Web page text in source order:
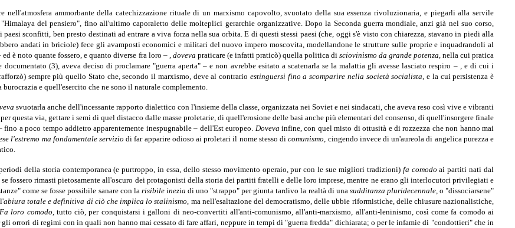
ammorbante della catechizzazione rituale di un marxismo capovolto, svuotato della sua essenza rivoluzionaria, e piegarli alla servile
del pensiero", fino all'ultimo caporaletto delle molteplici gerarchie organizzative. Dopo la Seconda guerra mondiale, anzi già nel suo corso,
sconfitti, ben presto destinati ad entrare a viva forza nella sua orbita. E di questi stessi paesi (che, oggi s'è visto con chiarezza, stavano in piedi alla
andati in briciole) fece gli avamposti economici e militari del nuovo impero moscovita, modellandone le strutture sulle proprie e inquadrandoli al
è noto quante fossero, e quanto diverse fra loro – , doveva praticare (e infatti praticò) quella politica di sciovinismo da grande potenza, nella cui pratica
(3), aveva deciso di proclamare "guerra aperta" – e non avrebbe esitato a scatenarla se la malattia gli avesse lasciato respiro – , e di cui i
sempre più quello Stato che, secondo il marxismo, deve al contrario estinguersi fino a scomparire nella società socialista, e la cui persistenza è
burocrazia e quell'esercito che ne sono il naturale complemento.
svuotarla anche dell'incessante rapporto dialettico con l'insieme della classe, organizzata nei Soviet e nei sindacati, che aveva reso così vive e vibranti
per questa via, gettare i semi di quel distacco dalle masse proletarie, di quell'erosione delle basi anche più elementari del consenso, di quell'insorgere finale
a poco tempo addietro apparentemente inespugnabile – dell'Est europeo. Dovevainfine, con quel misto di ottusità e di rozzezza che non hanno mai
l'estremo ma fondamentale servizio di far apparire odioso ai proletari il nome stesso dicomunismo, cingendo invece di un'aureola di angelica purezza e
della storia contemporanea (e purtroppo, in essa, dello stesso movimento operaio, pur con le sue migliori tradizioni) fa comodoai partiti nati dal
fossero rimasti pietosamente all'oscuro dei protagonisti della storia dei partiti fratelli e delle loro imprese, mentre ne erano gli interlocutori privilegiati e
come se fosse possibile sanare con la risibile inezia di uno "strappo" per giunta tardivo la realtà di una sudditanza pluridecennale, o "dissociarsene"
abiura totale e definitiva di ciò che implica lo stalinismo, ma nell'esaltazione del democratismo, delle ubbie riformistiche, delle chiusure nazionalistiche,
Fa loro comodo, tutto ciò, per conquistarsi i galloni di neo-convertiti all'anti-comunismo, all'anti-marxismo, all'anti-leninismo, così come fa comodo ai
gli orrori di regimi con in quali non hanno mai cessato di fare affari, neppure in tempi di "guerra fredda" dichiarata; o per le infamie di "condottieri" che in